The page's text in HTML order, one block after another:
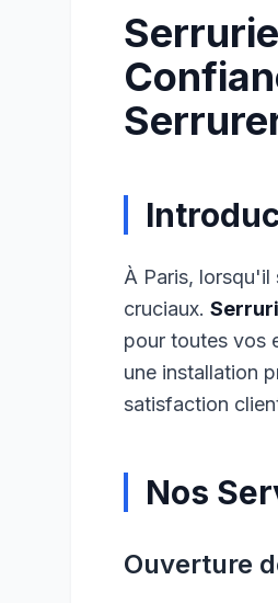
À Paris, lorsqu'il
cruciaux.
pour toutes vos
une installation
satisfaction
Nos
Ouverture